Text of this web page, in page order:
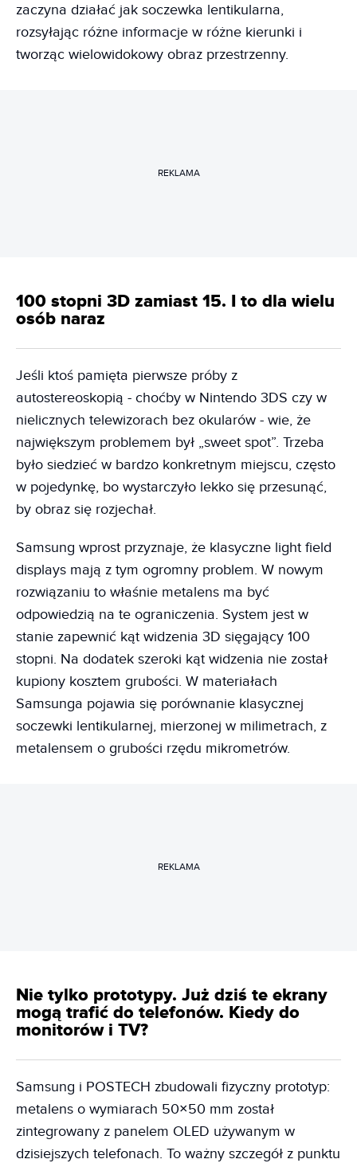
zaczyna działać jak soczewka lentikularna,
rozsyłając różne informacje w różne kierunki i
tworząc wielowidokowy obraz przestrzenny.
REKLAMA
100 stopni 3D zamiast 15. I to dla wielu
osób naraz
Jeśli ktoś pamięta pierwsze próby z
autostereoskopią - choćby w Nintendo 3DS czy w
nielicznych telewizorach bez okularów - wie, że
największym problemem był „sweet spot”. Trzeba
było siedzieć w bardzo konkretnym miejscu, często
w pojedynkę, bo wystarczyło lekko się przesunąć,
by obraz się rozjechał.
Samsung wprost przyznaje, że klasyczne light field
displays mają z tym ogromny problem. W nowym
rozwiązaniu to właśnie metalens ma być
odpowiedzią na te ograniczenia. System jest w
stanie zapewnić kąt widzenia 3D sięgający 100
stopni. Na dodatek szeroki kąt widzenia nie został
kupiony kosztem grubości. W materiałach
Samsunga pojawia się porównanie klasycznej
soczewki lentikularnej, mierzonej w milimetrach, z
metalensem o grubości rzędu mikrometrów.
REKLAMA
Nie tylko prototypy. Już dziś te ekrany
mogą trafić do telefonów. Kiedy do
monitorów i TV?
Samsung i POSTECH zbudowali fizyczny prototyp:
metalens o wymiarach 50×50 mm został
zintegrowany z panelem OLED używanym w
dzisiejszych telefonach. To ważny szczegół z punktu